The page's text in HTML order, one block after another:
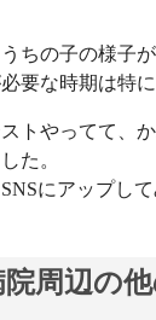
ちの子の様子
要な時期は特に
トやってて、
た。
にアップし
周辺の